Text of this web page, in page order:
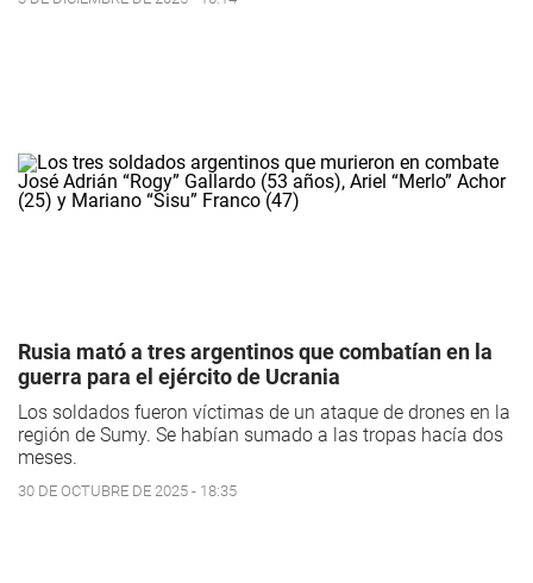
Rusia mató a tres argentinos que combatían en la
guerra para el ejército de Ucrania
Los soldados fueron víctimas de un ataque de drones en la
región de Sumy. Se habían sumado a las tropas hacía dos
meses.
30 DE OCTUBRE DE 2025 - 18:35